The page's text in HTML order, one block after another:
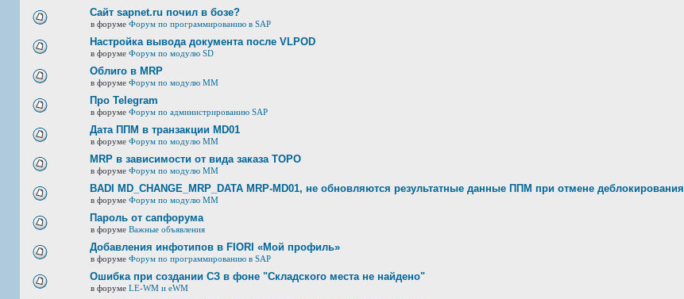
Сайт sapnet.ru почил в бозе?
в форуме Форум по программированию в SAP
Настройка вывода документа после VLPOD
в форуме Форум по модулю SD
Облиго в MRP
в форуме Форум по модулю ММ
Про Telegram
в форуме Форум по администрированию SAP
Дата ППМ в транзакции MD01
в форуме Форум по модулю ММ
MRP в зависимости от вида заказа ТОРО
в форуме Форум по модулю ММ
BADI MD_CHANGE_MRP_DATA MRP-MD01, не обновляются результатные данные ППМ при отмене деблокирования
в форуме Форум по модулю ММ
Пароль от сапфорума
в форуме Важные объявления
Добавления инфотипов в FIORI «Мой профиль»
в форуме Форум по программированию в SAP
Ошибка при создании СЗ в фоне "Складского места не найдено"
в форуме LE-WM и eWM